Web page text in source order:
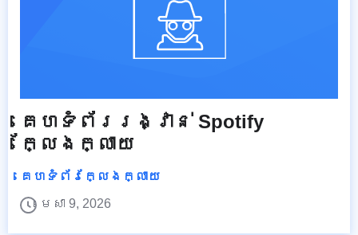
គេហទំព័ររង្វាន់ Spotify
ក្លែងក្លាយ
គេហទំព័រក្លែងក្លាយ
មេសា 9, 2026